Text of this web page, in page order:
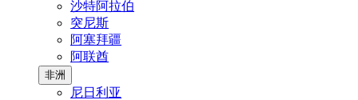
沙特阿拉伯
突尼斯
阿塞拜疆
阿联酋
非洲
尼日利亚